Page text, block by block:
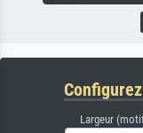
Largeur